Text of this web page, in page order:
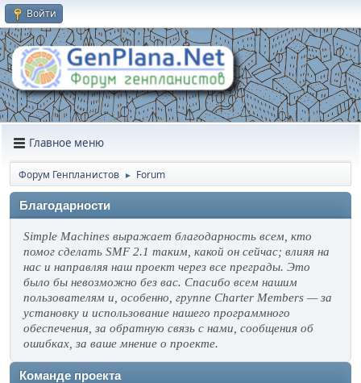
Войти
Главное меню
Форум Генпланистов ► Forum
Благодарности
Simple Machines выражает благодарность всем, кто
помог сделать SMF 2.1 таким, какой он сейчас; влияя на
нас и направляя наш проект через все преграды. Это
было бы невозможно без вас. Спасибо всем нашим
пользователям и, особенно, группе Charter Members — за
установку и использование нашего программного
обеспечения, за обратную связь с нами, сообщения об
ошибках, за ваше мнение о проекте.
Команде проекта